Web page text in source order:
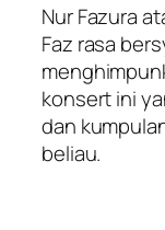
Nur Fazura
Faz rasa
konsert ini
dan
beliau.